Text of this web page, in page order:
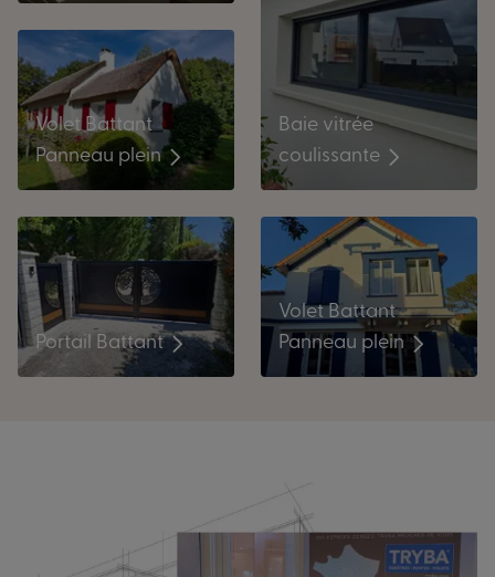
Volet Battant
Panneau plein
Baie vitrée
coulissante
Portail Battant
Volet Battant
Panneau plein